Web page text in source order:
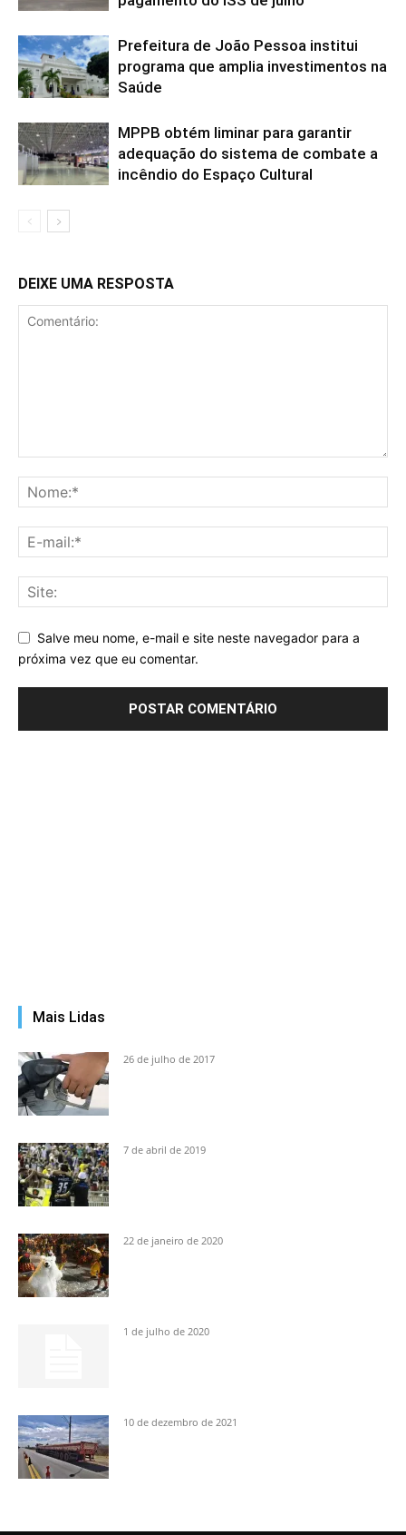
Prefeitura de João Pessoa institui
programa que amplia investimentos na
Saúde
MPPB obtém liminar para garantir
adequação do sistema de combate a
incêndio do Espaço Cultural
DEIXE UMA RESPOSTA
Salve meu nome, e-mail e site neste navegador para a
próxima vez que eu comentar.
Mais Lidas
26 de julho de 2017
7 de abril de 2019
22 de janeiro de 2020
1 de julho de 2020
10 de dezembro de 2021